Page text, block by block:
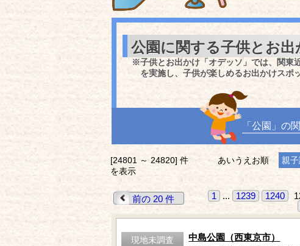
公園に関する子供とお出
※子供とお出かけ「オデッソ」では、関東
を実施し、子供が楽しめるお出かけスポ
「公園」の
[24801 ～ 24820] 件
を表示
あいうえお順 親
前の 20 件 1 ... 1239 1240
現地未調査 中島公園（西東京市）